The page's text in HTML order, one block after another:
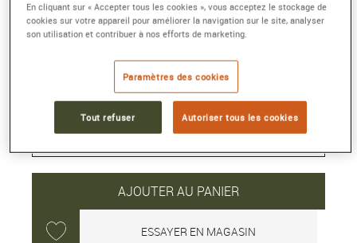
13 650 €
Délai moyen de livraison : 5 jour(s)
AJOUTER AU PANIER
ESSAYER EN MAGASIN
En cliquant sur « Accepter tous les cookies », vous acceptez le stockage de
cookies sur votre appareil pour améliorer la navigation sur le site, analyser
son utilisation et contribuer à nos efforts de marketing.
Paramètres des cookies
Tout refuser Autoriser tous les cookies